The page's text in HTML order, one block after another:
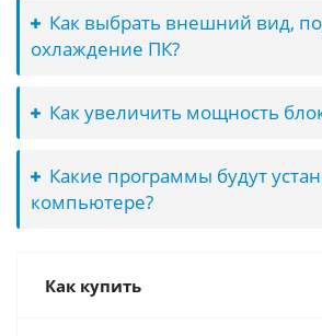
Как выбрать внешний вид,
охлаждение ПК?
Как увеличить мощность
Какие программы будут
компьютере?
Как купить